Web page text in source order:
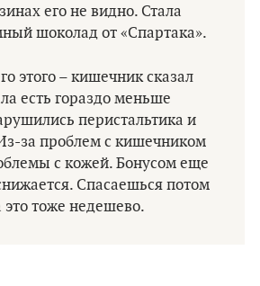
его не видно. Стала
шоколад от «Спартака».
этого – кишечник сказал
есть гораздо меньше
перистальтика и
за проблем с кишечником
с кожей. Бонусом еще
Спасаешься потом
это тоже недешево.